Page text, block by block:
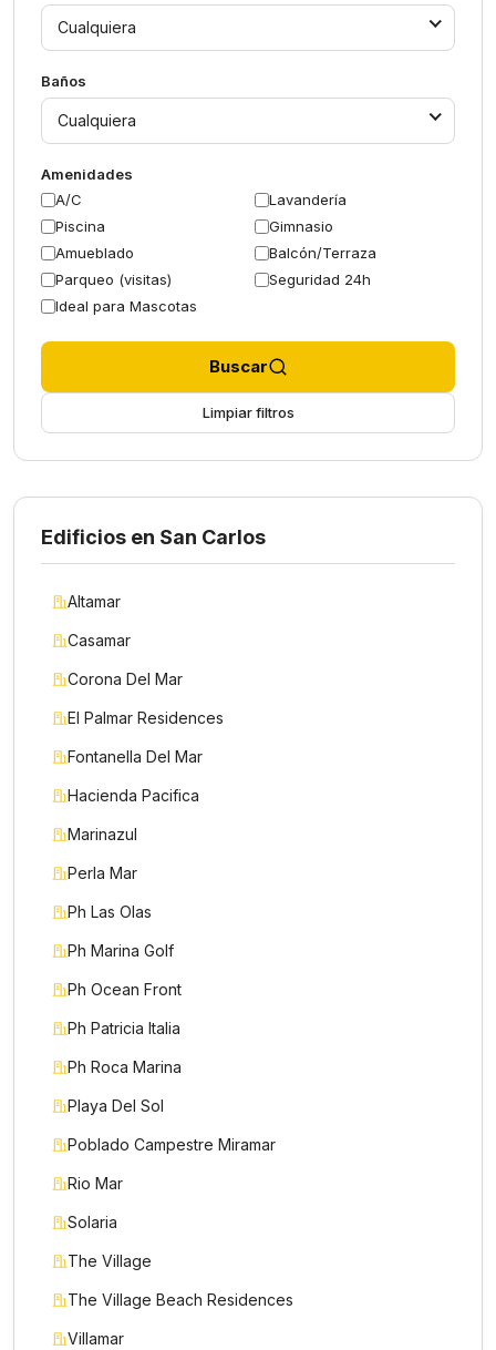
Cualquiera
Baños
Cualquiera
Amenidades
A/C
Lavandería
Piscina
Gimnasio
Amueblado
Balcón/Terraza
Parqueo (visitas)
Seguridad 24h
Ideal para Mascotas
Buscar
Limpiar filtros
Edificios en San Carlos
Altamar
Casamar
Corona Del Mar
El Palmar Residences
Fontanella Del Mar
Hacienda Pacifica
Marinazul
Perla Mar
Ph Las Olas
Ph Marina Golf
Ph Ocean Front
Ph Patricia Italia
Ph Roca Marina
Playa Del Sol
Poblado Campestre Miramar
Rio Mar
Solaria
The Village
The Village Beach Residences
Villamar